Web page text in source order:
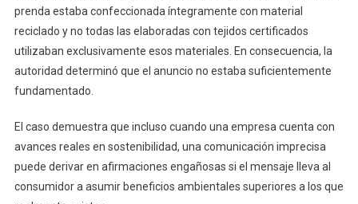
prenda estaba confeccionada íntegramente con material
reciclado y no todas las elaboradas con tejidos certificados
utilizaban exclusivamente esos materiales. En consecuencia, la
autoridad determinó que el anuncio no estaba suficientemente
fundamentado.
El caso demuestra que incluso cuando una empresa cuenta con
avances reales en sostenibilidad, una comunicación imprecisa
puede derivar en afirmaciones engañosas si el mensaje lleva al
consumidor a asumir beneficios ambientales superiores a los que